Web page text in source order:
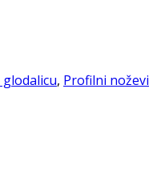
, Profilni noževi